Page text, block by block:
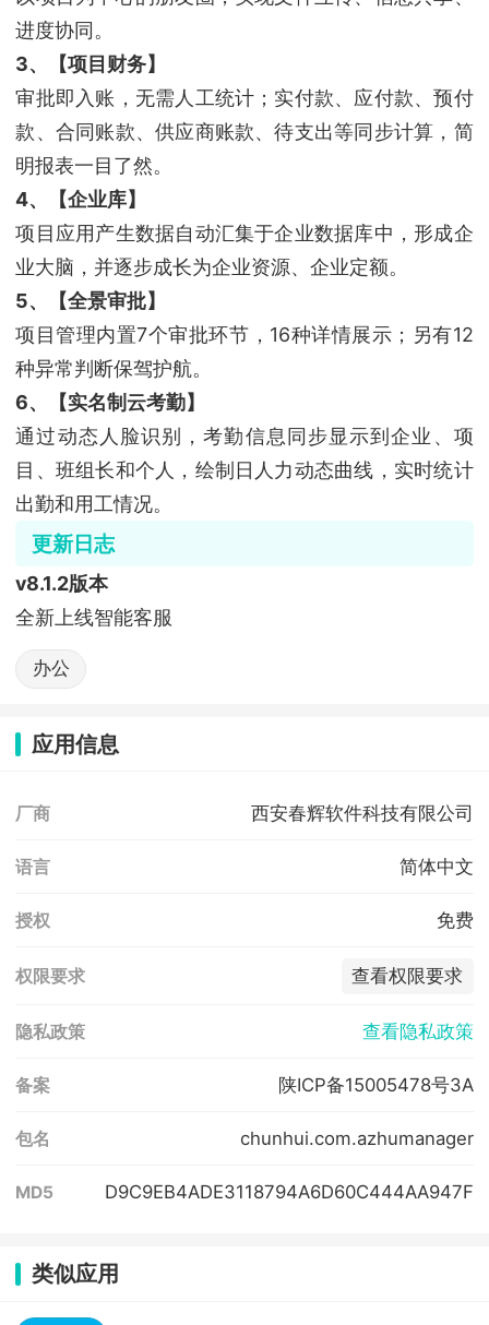
进度协同。
3、【项目财务】
审批即入账，无需人工统计；实付款、应付款、预付
款、合同账款、供应商账款、待支出等同步计算，简
明报表一目了然。
4、【企业库】
项目应用产生数据自动汇集于企业数据库中，形成企
业大脑，并逐步成长为企业资源、企业定额。
5、【全景审批】
项目管理内置7个审批环节，16种详情展示；另有12
种异常判断保驾护航。
6、【实名制云考勤】
通过动态人脸识别，考勤信息同步显示到企业、项
目、班组长和个人，绘制日人力动态曲线，实时统计
出勤和用工情况。
更新日志
v8.1.2版本
全新上线智能客服
办公
应用信息
厂商 西安春辉软件科技有限公司
语言 简体中文
授权 免费
权限要求 查看权限要求
隐私政策 查看隐私政策
备案 陕ICP备15005478号3A
包名 chunhui.com.azhumanager
MD5 D9C9EB4ADE3118794A6D60C444AA947F
类似应用